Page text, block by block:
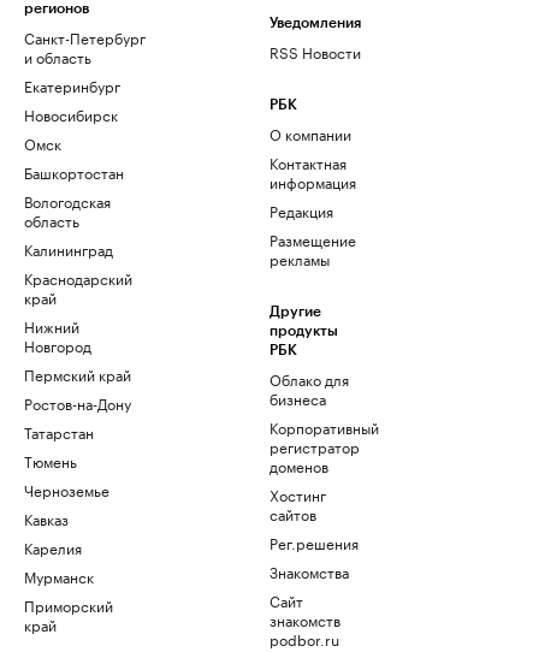
регионов
Санкт-Петербург
и область
Екатеринбург
Новосибирск
Омск
Башкортостан
Вологодская
область
Калининград
Краснодарский
край
Нижний
Новгород
Пермский край
Ростов-на-Дону
Татарстан
Тюмень
Черноземье
Кавказ
Карелия
Мурманск
Приморский
край
Уведомления
RSS Новости
РБК
О компании
Контактная
информация
Редакция
Размещение
рекламы
Другие
продукты
РБК
Облако для
бизнеса
Корпоративный
регистратор
доменов
Хостинг
сайтов
Рег.решения
Знакомства
Сайт
знакомств
podbor.ru